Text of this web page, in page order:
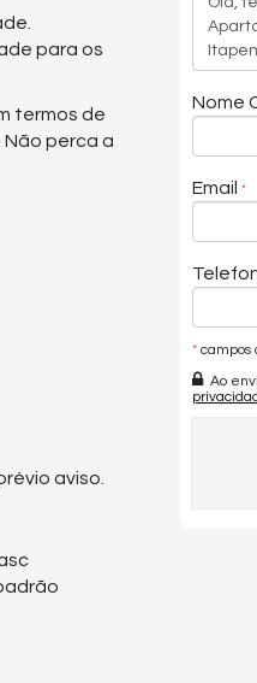
para os
termos de
perca a
aviso.
Nome
Email
* campos
Ao